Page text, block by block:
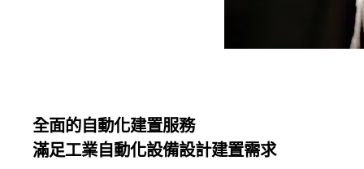
全面的自動化建置服務
滿足工業自動化設備設計建置需求